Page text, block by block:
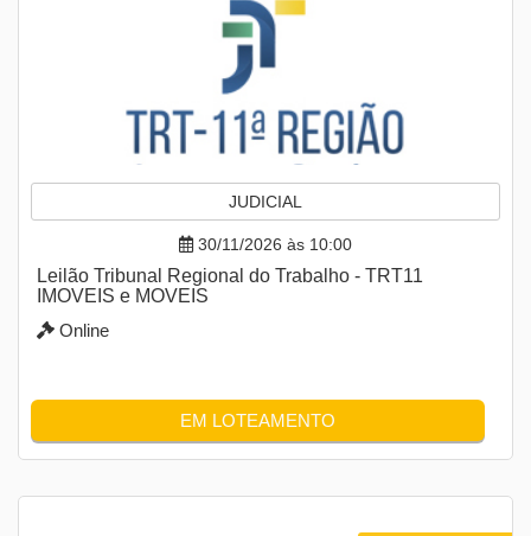
JUDICIAL
30/11/2026 às 10:00
Leilão Tribunal Regional do Trabalho - TRT11
IMOVEIS e MOVEIS
Online
EM LOTEAMENTO